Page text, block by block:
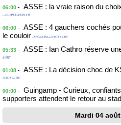
06:00 - ASSE : la vraie raison du
- PEUPLE-VERT.FR
06:00 - ASSE : 4 gauchers cochés
le couloir - MORNING-FOOT.COM
05:33 - ASSE : Ian Cathro réserve
SUR7
01:08 - ASSE : La décision choc de
FOOT SUR7
00:00 - Guingamp - Curieux,
supporters attendent le retour au
Mardi 04